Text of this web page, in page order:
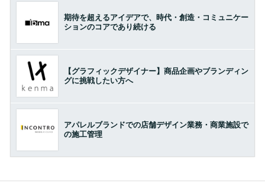
期待を超えるアイデアで、時代・創造・コミュニケー
ションのコアであり続ける
【グラフィックデザイナー】商品企画やブランディン
グに挑戦したい方へ
アパレルブランドでの店舗デザイン業務・商業施設で
の施工管理